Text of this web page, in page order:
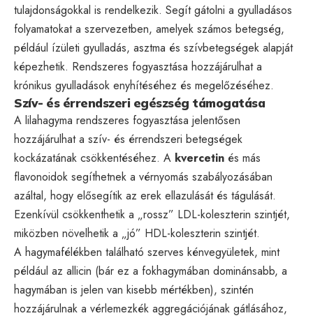
tulajdonságokkal is rendelkezik. Segít gátolni a gyulladásos
folyamatokat a szervezetben, amelyek számos betegség,
például ízületi gyulladás, asztma és szívbetegségek alapját
képezhetik. Rendszeres fogyasztása hozzájárulhat a
krónikus gyulladások enyhítéséhez és megelőzéséhez.
Szív- és érrendszeri egészség támogatása
A lilahagyma rendszeres fogyasztása jelentősen
hozzájárulhat a szív- és érrendszeri betegségek
kockázatának csökkentéséhez. A kvercetin és más
flavonoidok segíthetnek a vérnyomás szabályozásában
azáltal, hogy elősegítik az erek ellazulását és tágulását.
Ezenkívül csökkenthetik a „rossz” LDL-koleszterin szintjét,
miközben növelhetik a „jó” HDL-koleszterin szintjét.
A hagymafélékben található szerves kénvegyületek, mint
például az allicin (bár ez a fokhagymában dominánsabb, a
hagymában is jelen van kisebb mértékben), szintén
hozzájárulnak a vérlemezkék aggregációjának gátlásához,